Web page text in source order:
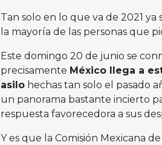
Tan solo en lo que va de 2021
la mayoría de las personas que
Este domingo 20 de junio se
precisamente México llega a
asilohechas tan solo el pasado
un panorama bastante incierto
respuesta favorecedora a sus
Y es que la Comisión Mexicana